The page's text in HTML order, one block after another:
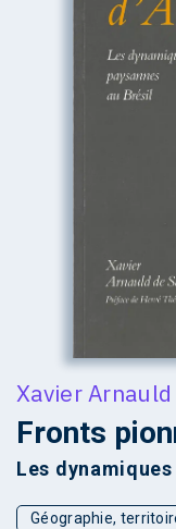
Xavier
Fronts
Les dynamiques
Géographie,